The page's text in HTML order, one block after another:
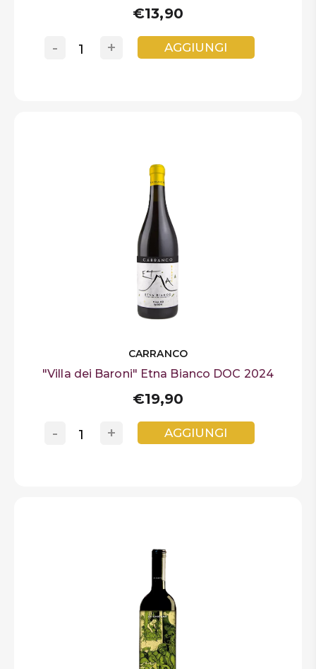
€13,90
+
- AGGIUNGI
CARRANCO
"Villa dei Baroni" Etna Bianco DOC 2024
€19,90
+
- AGGIUNGI